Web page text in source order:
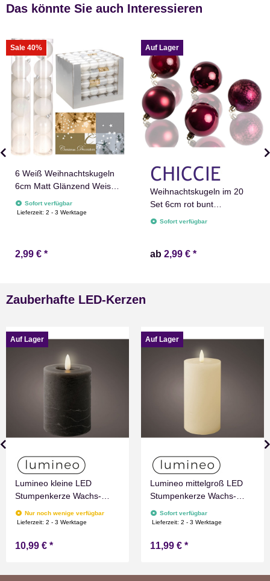
Das könnte Sie auch Interessieren
Sale 40%
6 Weiß Weihnachtskugeln
6cm Matt Glänzend Weiss
Christbaumschmuck
Sofort verfügbar
Lieferzeit:2 - 3 Werktage
2,99 € *
Auf Lager
Weihnachtskugeln im 20
Set 6cm rot bunt
Christbaumschmuck
Sofort verfügbar
ab 2,99 € *
Zauberhafte LED-Kerzen
Auf Lager
Lumineo kleine LED
Stumpenkerze Wachs-
Optik Grau mit Timer
Flammen Effect für
hoch
Nur noch wenige verfügbar
Lieferzeit:2 - 3 Werktage
10,99 € *
Auf Lager
Lumineo mittelgroß LED
Stumpenkerze Wachs-
Optik Weiß mit Timer
Flammen Effect für
hoch
Sofort verfügbar
Lieferzeit:2 - 3 Werktage
11,99 € *